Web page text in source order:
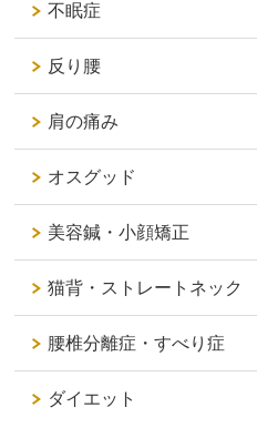
不眠症
反り腰
肩の痛み
オスグッド
美容鍼・小顔矯正
猫背・ストレートネック
腰椎分離症・すべり症
ダイエット